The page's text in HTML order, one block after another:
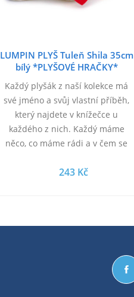
LUMPIN PLYŠ Tuleň Shila 35cm
bílý *PLYŠOVÉ HRAČKY*
Každý plyšák z naší kolekce má
své jméno a svůj vlastní příběh,
který najdete v knížečce u
každého z nich. Každý máme
něco, co máme rádi a v čem se
tomu u tulení slečny…
243 Kč